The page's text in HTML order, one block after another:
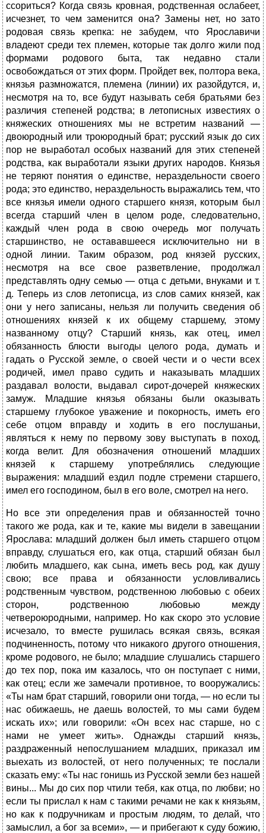
ссориться? Когда связь кровная, родственная ослабеет,
исчезнет, то чем заменится она? Замены нет, но зато
родовая связь крепка: не забудем, что Ярославичи
владеют среди тех племен, которые так долго жили под
формами родового быта, так недавно стали
освобождаться от этих форм. Пройдет век, полтора века,
князья размножатся, племена (линии) их разойдутся, и,
несмотря на то, все будут называть себя братьями без
различия степеней родства; в летописных известиях о
княжеских отношениях мы не встретим названий —
двоюродный или троюродный брат; русский язык до сих
пор не выработал особых названий для этих степеней
родства, как выработали языки других народов. Князья
не теряют понятия о единстве, нераздельности своего
рода; это единство, нераздельность выражались тем, что
все князья имели одного старшего князя, которым был
всегда старший член в целом роде, следовательно,
каждый член рода в свою очередь мог получать
старшинство, не остававшееся исключительно ни в
одной линии. Таким образом, род князей русских,
несмотря на все свое разветвление, продолжал
представлять одну семью — отца с детьми, внуками и т.
д. Теперь из слов летописца, из слов самих князей, как
они у него записаны, нельзя ли получить сведения об
отношениях князей к их общему старшему, этому
названному отцу? Старший князь, как отец, имел
обязанность блюсти выгоды целого рода, думать и
гадать о Русской земле, о своей чести и о чести всех
родичей, имел право судить и наказывать младших
раздавал волости, выдавал сирот-дочерей княжеских
замуж. Младшие князья обязаны были оказывать
старшему глубокое уважение и покорность, иметь его
себе отцом вправду и ходить в его послушаньи,
являться к нему по первому зову выступать в поход,
когда велит. Для обозначения отношений младших
князей к старшему употреблялись следующие
выражения: младший ездил подле стремени старшего,
имел его господином, был в его воле, смотрел на него.
Но все эти определения прав и обязанностей точно
такого же рода, как и те, какие мы видели в завещании
Ярослава: младший должен был иметь старшего отцом
вправду, слушаться его, как отца, старший обязан был
любить младшего, как сына, иметь весь род, как душу
свою; все права и обязанности условливались
родственным чувством, родственною любовью с обеих
сторон, родственною любовью между
четвероюродными, например. Но как скоро это условие
исчезало, то вместе рушилась всякая связь, всякая
подчиненность, потому что никакого другого отношения,
кроме родового, не было; младшие слушались старшего
до тех пор, пока им казалось, что он поступает с ними,
как отец; если же замечали противное, то вооружались:
«Ты нам брат старший, говорили они тогда, — но если ты
нас обижаешь, не даешь волостей, то мы сами будем
искать их»; или говорили: «Он всех нас старше, но с
нами не умеет жить». Однажды старший князь,
раздраженный непослушанием младших, приказал им
выехать из волостей, от него полученных; те послали
сказать ему: «Ты нас гонишь из Русской земли без нашей
вины... Мы до сих пор чтили тебя, как отца, по любви; но
если ты прислал к нам с такими речами не как к князьям,
но как к подручникам и простым людям, то делай, что
замыслил, а бог за всеми», — и прибегают к суду божию,